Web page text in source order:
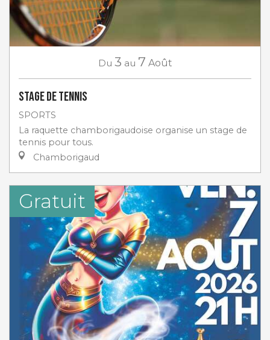
Du 3 au 7 Août
Stage de tennis
SPORTS
La raquette chamborigaudoise organise un stage de
tennis pour tous.
Chamborigaud
Gratuit